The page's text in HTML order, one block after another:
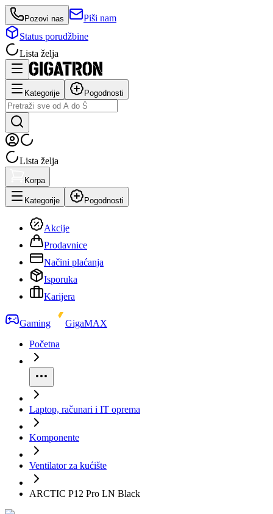
Pozovi nas
Piši nam
Status porudžbine
Lista želja
Kategorije Pogodnosti
Lista želja
Korpa
Kategorije Pogodnosti
Akcije
Prodavnice
Načini plaćanja
Isporuka
Karijera
Gaming
GigaMAX
Početna
Laptop, računari i IT oprema
Komponente
Ventilator za kućište
ARCTIC P12 Pro LN Black